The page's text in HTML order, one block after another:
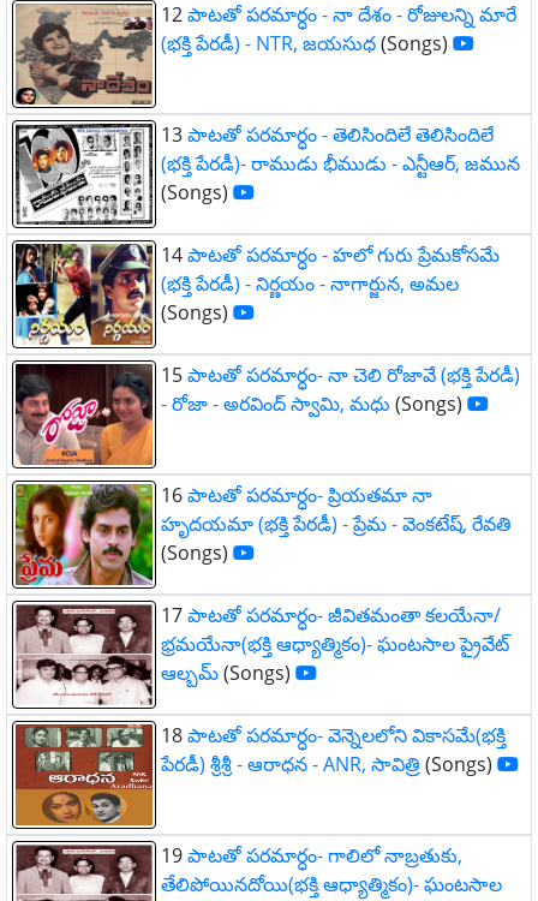
12పాటతో పరమార్ధం - నా దేశం - రోజులన్ని మారే
(భక్తి పేరడీ) - NTR, జయసుధ(Songs)
13పాటతో పరమార్ధం - తెలిసిందిలే తెలిసిందిలే
(భక్తి పేరడీ)- రాముడు భీముడు - ఎన్టీఆర్, జమున
(Songs)
14పాటతో పరమార్ధం - హలో గురు ప్రేమకోసమే
(భక్తి పేరడీ) - నిర్ణయం - నాగార్జున, అమల
(Songs)
15పాటతో పరమార్ధం- నా చెలి రోజావే (భక్తి పేరడీ)
- రోజా - అరవింద్ స్వామి, మధు (Songs)
16పాటతో పరమార్ధం- ప్రియతమా నా
హృదయమా (భక్తి పేరడీ) - ప్రేమ - వెంకటేష్, రేవతి
(Songs)
17పాటతో పరమార్ధం- జీవితమంతా కలయేనా/
భ్రమయేనా(భక్తి ఆధ్యాత్మికం)- ఘంటసాల ప్రైవేట్
ఆల్బమ్(Songs)
18పాటతో పరమార్ధం- వెన్నెలలోని వికాసమే(భక్తి
పేరడీ) శ్రీశ్రీ - ఆరాధన - ANR, సావిత్రి (Songs)
19పాటతో పరమార్ధం- గాలిలో నాబ్రతుకు,
తేలిపోయినదోయి(భక్తి ఆధ్యాత్మికం)- ఘంటసాల